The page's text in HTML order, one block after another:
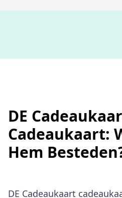
DE
Cadeaukaart:
Hem
DE Cadeaukaart